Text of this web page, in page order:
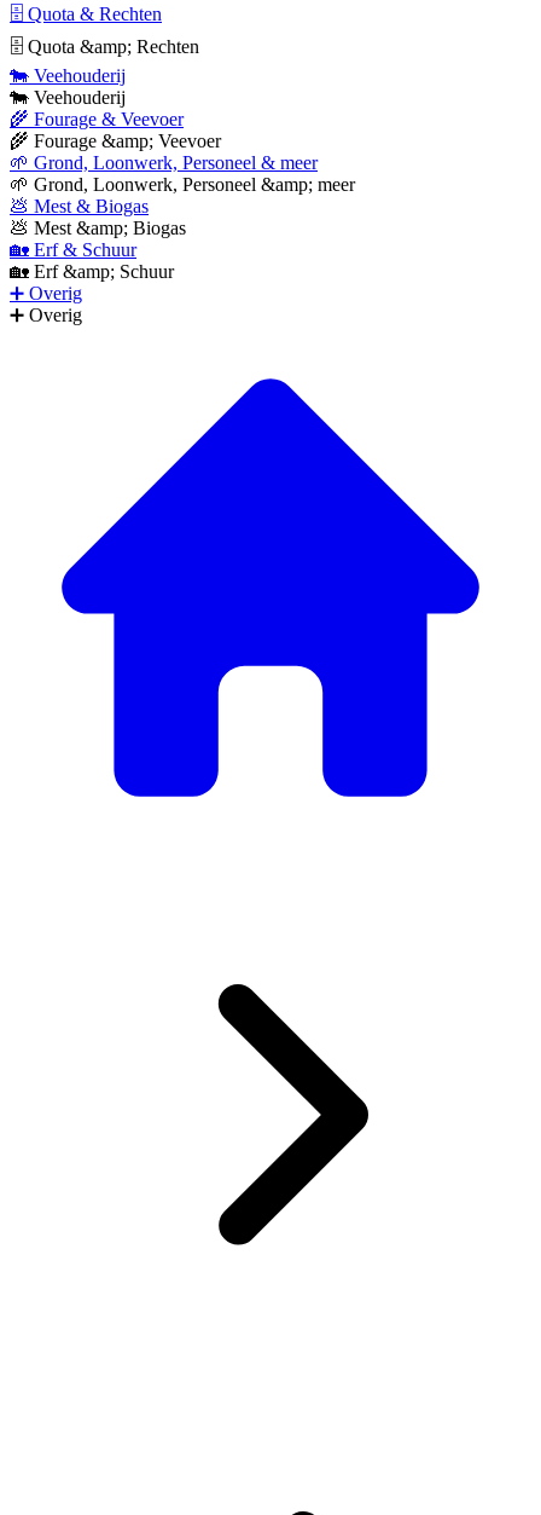
🗄 Quota & Rechten
🗄 Quota &amp; Rechten
🐄 Veehouderij
🐄 Veehouderij
🌾 Fourage & Veevoer
🌾 Fourage &amp; Veevoer
🌱 Grond, Loonwerk, Personeel & meer
🌱 Grond, Loonwerk, Personeel &amp; meer
💩 Mest & Biogas
💩 Mest &amp; Biogas
🏡 Erf & Schuur
🏡 Erf &amp; Schuur
➕ Overig
➕ Overig